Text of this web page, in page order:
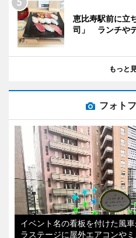
恵比寿駅前に立
司」 ランチや
もっと
フォト
イベント名の看板を付けた風
ラステージに屋外エアコンや